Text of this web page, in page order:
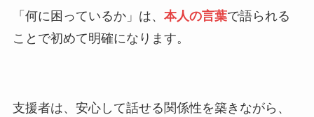
「何に困っているか」は、 本人の言葉で語られる
ことで初めて明確になります。
支援者は、安心して話せる関係性を築きながら、